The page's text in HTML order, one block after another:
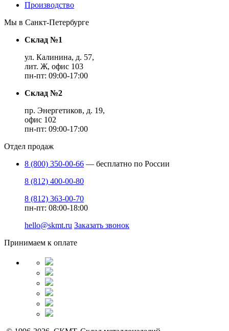
Производство
Мы в Санкт-Петербурге
Склад №1
ул. Калинина, д. 57,
лит. Ж, офис 103
пн-пт: 09:00-17:00
Склад №2
пр. Энергетиков, д. 19,
офис 102
пн-пт: 09:00-17:00
Отдел продаж
8 (800) 350-00-66 — бесплатно по России
8 (812) 400-00-80
8 (812) 363-00-70
пн-пт: 08:00-18:00
hello@skmt.ru Заказать звонок
Принимаем к оплате